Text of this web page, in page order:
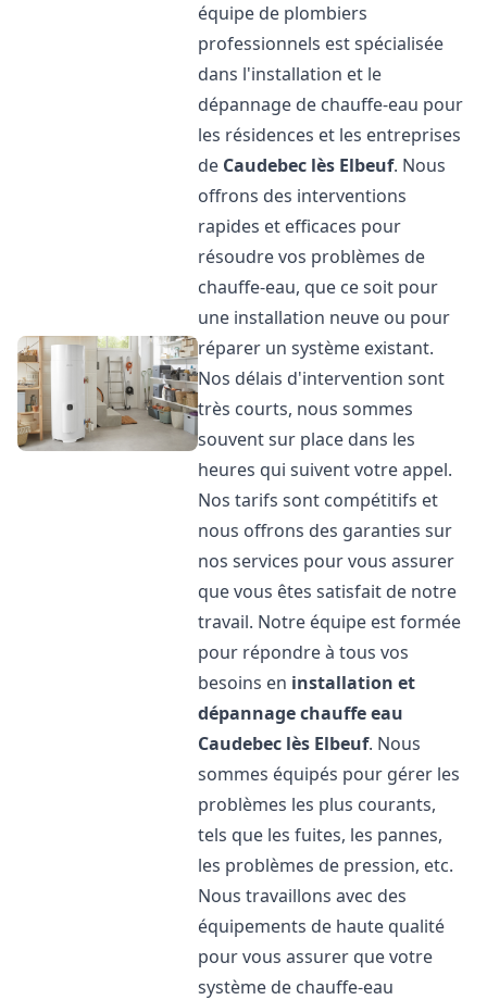
équipe de plombiers
professionnels est spécialisée
dans l'installation et le
dépannage de chauffe-eau pour
les résidences et les entreprises
de Caudebec lès Elbeuf. Nous
offrons des interventions
rapides et efficaces pour
résoudre vos problèmes de
chauffe-eau, que ce soit pour
une installation neuve ou pour
réparer un système existant.
Nos délais d'intervention sont
très courts, nous sommes
souvent sur place dans les
heures qui suivent votre appel.
Nos tarifs sont compétitifs et
nous offrons des garanties sur
nos services pour vous assurer
que vous êtes satisfait de notre
travail. Notre équipe est formée
pour répondre à tous vos
besoins en installation et
dépannage chauffe eau
Caudebec lès Elbeuf. Nous
sommes équipés pour gérer les
problèmes les plus courants,
tels que les fuites, les pannes,
les problèmes de pression, etc.
Nous travaillons avec des
équipements de haute qualité
pour vous assurer que votre
système de chauffe-eau